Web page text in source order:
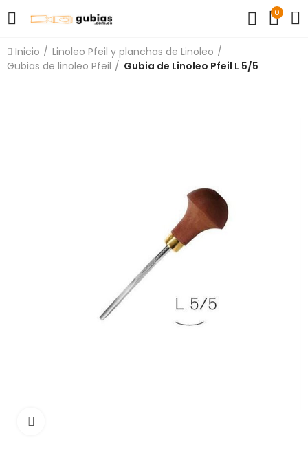
0
Inicio
Linoleo Pfeil y planchas de Linoleo
Gubias de linoleo Pfeil
Gubia de Linoleo Pfeil L 5/5